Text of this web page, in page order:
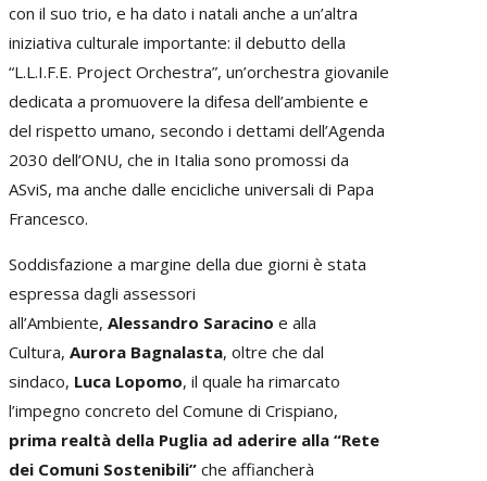
con il suo trio, e ha dato i natali anche a un’altra
iniziativa culturale importante: il debutto della
“L.L.I.F.E. Project Orchestra”, un’orchestra giovanile
dedicata a promuovere la difesa dell’ambiente e
del rispetto umano, secondo i dettami dell’Agenda
2030 dell’ONU, che in Italia sono promossi da
ASviS, ma anche dalle encicliche universali di Papa
Francesco.
Soddisfazione a margine della due giorni è stata
espressa dagli assessori
all’Ambiente, Alessandro Saracino e alla
Cultura, Aurora Bagnalasta, oltre che dal
sindaco, Luca Lopomo, il quale ha rimarcato
l’impegno concreto del Comune di Crispiano,
prima realtà della Puglia ad aderire alla “Rete
dei Comuni Sostenibili” che affiancherà